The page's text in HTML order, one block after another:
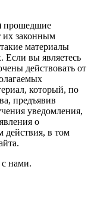
прошедшие
их законным
материалы
вы являетесь
действовать от
который, по
предъявив
уведомления,
о
действия, в том
нами.